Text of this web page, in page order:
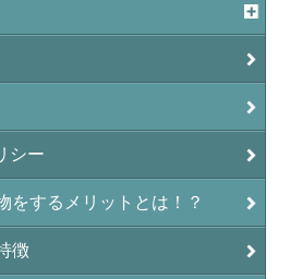
シー
をするメリットとは！？
徴